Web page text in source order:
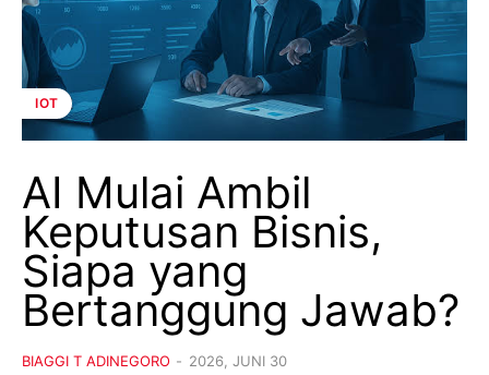
IOT
AI Mulai Ambil
Keputusan Bisnis,
Siapa yang
Bertanggung Jawab?
BIAGGI T ADINEGORO - 2026, JUNI 30